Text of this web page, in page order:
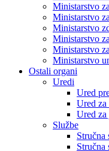
Ministarstvo
Ministarstvo
Ministarstvo
Ministarstvo
Ministarstvo
Ministarstvo
Ostali organi
Uredi
Ured
Ured
Ured za
Službe
Stručna
Stručna